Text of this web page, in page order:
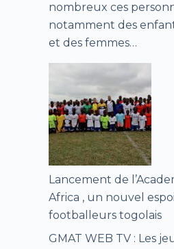
nombreux ces
notamment des
et des femmes…
Lancement de
Africa , un nouvel
footballeurs togolais
GMAT WEB TV : Les